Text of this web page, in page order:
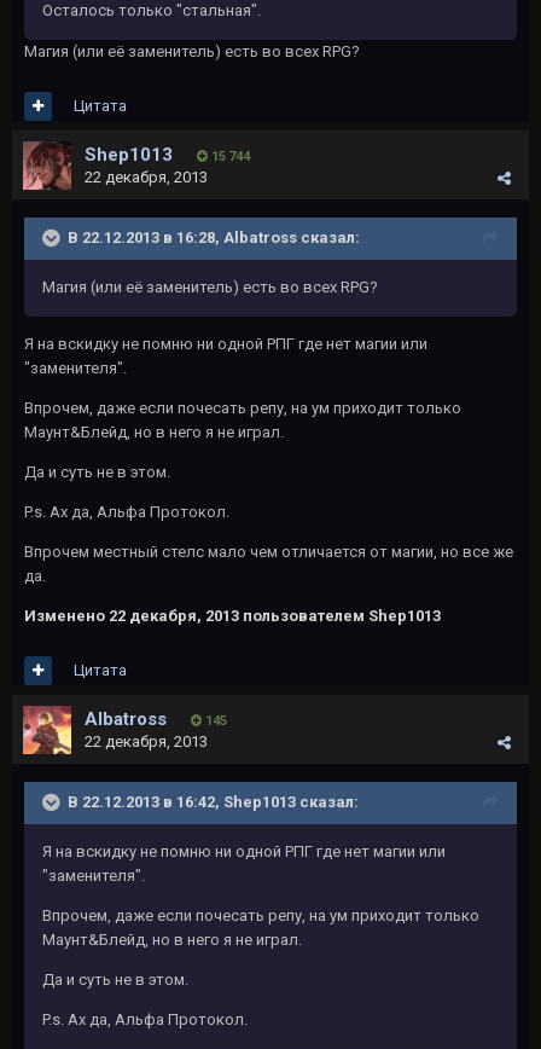
Осталось только "стальная".
Магия (или её заменитель) есть во всех RPG?
Цитата
Shep1013 15 744
22 декабря, 2013
В 22.12.2013 в 16:28, Albatross сказал:
Магия (или её заменитель) есть во всех RPG?
Я на вскидку не помню ни одной РПГ где нет магии или
"заменителя".
Впрочем, даже если почесать репу, на ум приходит только
Маунт&Блейд, но в него я не играл.
Да и суть не в этом.
P.s. Ах да, Альфа Протокол.
Впрочем местный стелс мало чем отличается от магии, но все же
да.
Изменено 22 декабря, 2013 пользователем Shep1013
Цитата
Albatross 145
22 декабря, 2013
В 22.12.2013 в 16:42, Shep1013 сказал:
Я на вскидку не помню ни одной РПГ где нет магии или
"заменителя".
Впрочем, даже если почесать репу, на ум приходит только
Маунт&Блейд, но в него я не играл.
Да и суть не в этом.
P.s. Ах да, Альфа Протокол.